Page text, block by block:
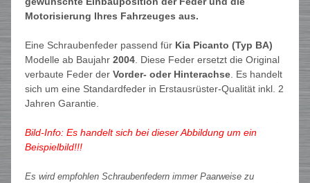
Motorisierung Ihres Fahrzeuges aus.
Eine Schraubenfeder passend für Kia Picanto (Typ BA)
Modelle ab Baujahr 2004 . Diese Feder ersetzt die Original
verbaute Feder der Vorder- oder Hinterachse . Es handelt
sich um eine Standardfeder in Erstausrüster-Qualität inkl. 2
Jahren Garantie.
Bild-Info: Es handelt sich bei dieser Abbildung um ein
Beispielbild!!!
Es wird empfohlen Schraubenfedern immer Paarweise zu